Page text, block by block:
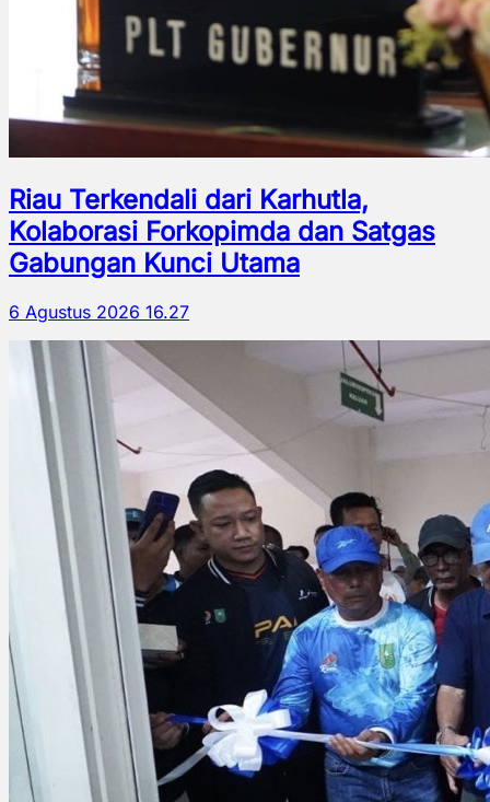
Riau Terkendali dari Karhutla,
Kolaborasi Forkopimda dan Satgas
Gabungan Kunci Utama
6 Agustus 2026 16.27